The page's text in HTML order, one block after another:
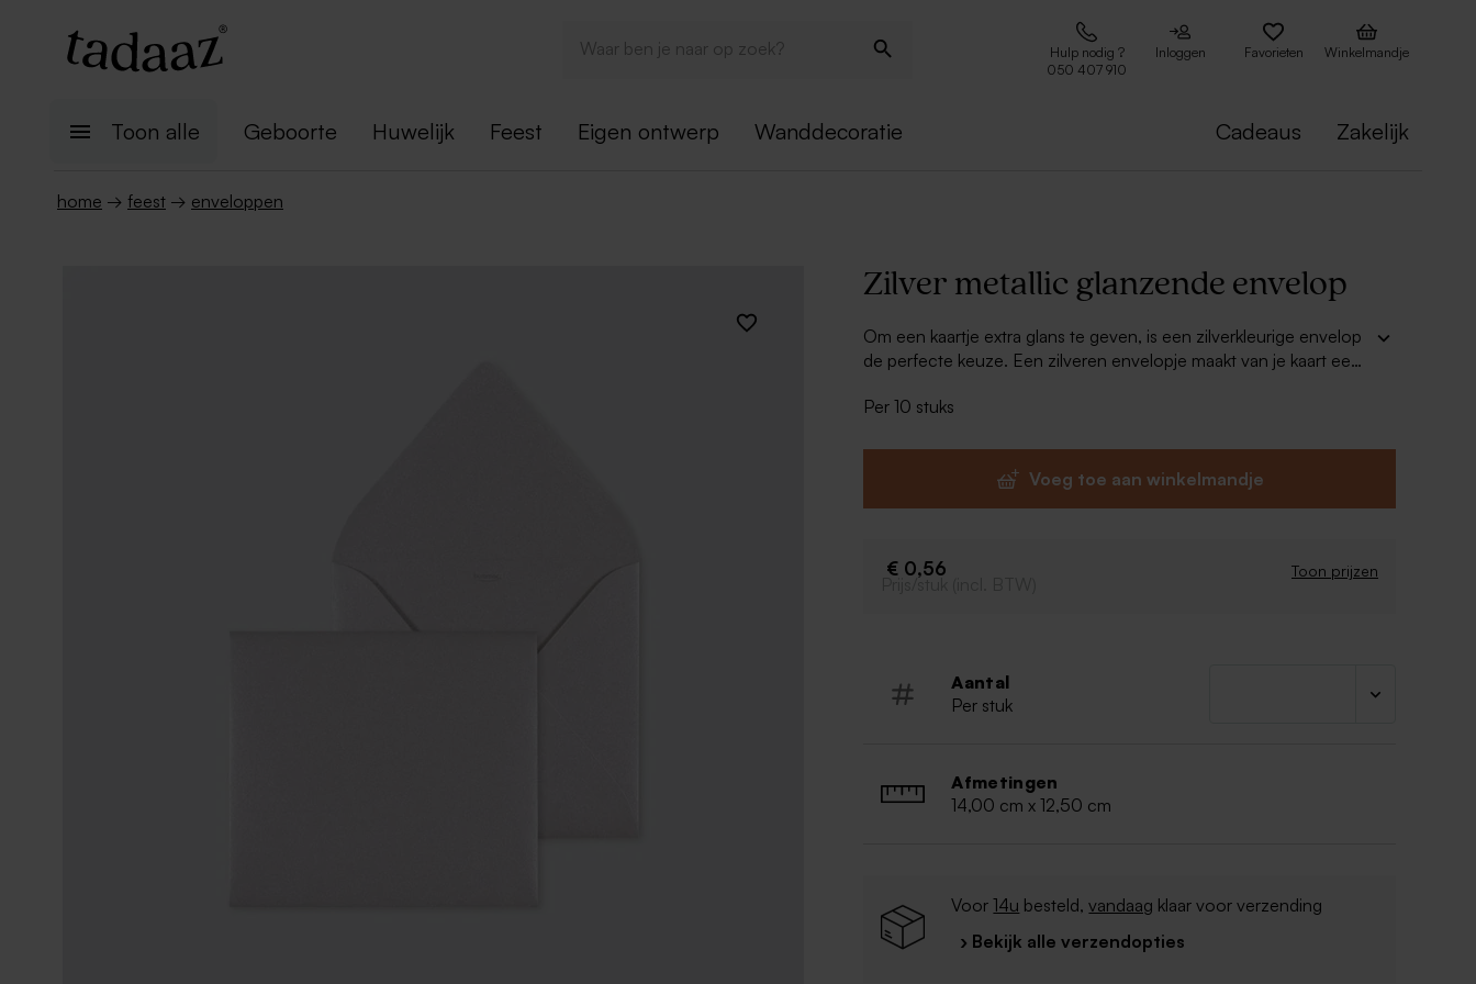
Hulp nodig ?
050 407 910
Inloggen Favorieten Winkelmandje
Toon alle Geboorte Huwelijk Feest Eigen ontwerp Wanddecoratie Cadeaus Zakelijk
home → feest → enveloppen
Zilver metallic glanzende envelop
Om een kaartje extra glans te geven, is een zilverkleurige envelop
de perfecte keuze. Een zilveren envelopje maakt van je kaart een
ontworpen dat je kaartje nog binnen het normaal porttarief valt.
Per 10 stuks
Voeg toe aan winkelmandje
€ 0,56 Toon prijzen
Prijs/stuk (incl. BTW)
Aantal
Per stuk
Afmetingen
14,00 cm x 12,50 cm
Voor14u besteld,vandaag klaar voor verzending
› Bekijk alle verzendopties